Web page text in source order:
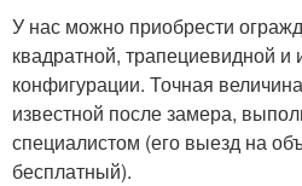
У нас можно приобрести
квадратной, трапециевидной и
конфигурации. Точная
известной после замера,
специалистом (его выезд на
бесплатный).